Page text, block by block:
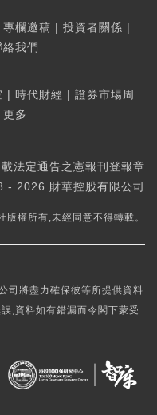
專欄邀稿 | 投資者關係 |
絡我們
| 時代財經 | 證券市場周
更多...
法定通告之憲報刊登報章
2026 財華控股有限公司
版權所有,未經同意不得轉載。
司將盡力確保彼等所提供資料
,資料如有錯漏而令閣下蒙受